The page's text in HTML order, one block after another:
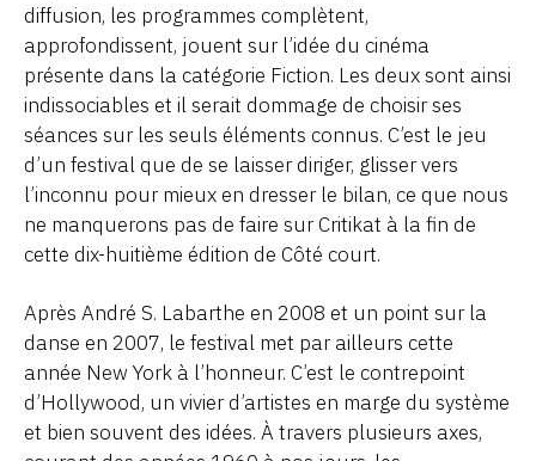
diffusion, les programmes complètent,
approfondissent, jouent sur l’idée du cinéma
présente dans la catégorie Fiction. Les deux sont ainsi
indissociables et il serait dommage de choisir ses
séances sur les seuls éléments connus. C’est le jeu
d’un festival que de se laisser diriger, glisser vers
l’inconnu pour mieux en dresser le bilan, ce que nous
ne manquerons pas de faire sur Critikat à la fin de
cette dix-huitième édition de Côté court.
Après André S. Labarthe en 2008 et un point sur la
danse en 2007, le festival met par ailleurs cette
année New York à l’honneur. C’est le contrepoint
d’Hollywood, un vivier d’artistes en marge du système
et bien souvent des idées. À travers plusieurs axes,